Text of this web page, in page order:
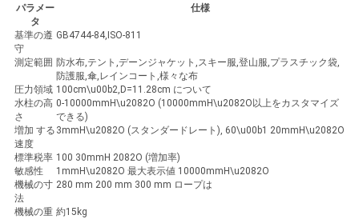
さ
い
ニ
ュ
ー
ス
パラメー
タ
仕様
基準の遵
守
GB4744-84,ISO-811
測定範囲 防水布,テント,デーンジャケット,スキー服,登山服,プラスチック袋,
防護服,傘,レインコート,様々な布
圧力領域 100cm\u00b2,D=11.28cm について
水柱の高
さ
0-10000mmH\u2082O (10000mmH\u2082O以上をカスタマイズ
できる)
増加 する
速度
3mmH\u2082O (スタンダードレート), 60\u00b1 20mmH\u2082O
標準税率 100 30mmH 2082O (増加率)
敏感性
1mmH\u2082O 最大表示値 10000mmH\u2082O
機械の寸
法
280 mm 200 mm 300 mm ロープは
機械の重 約15kg